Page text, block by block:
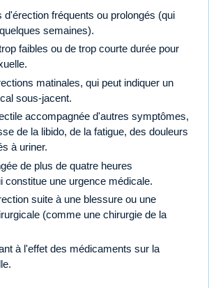
d'érection fréquents ou prolongés (qui
semaines).
faibles ou de trop courte durée pour
matinales, qui peut indiquer un
sous-jacent.
accompagnée d'autres symptômes,
de la libido, de la fatigue, des douleurs
à uriner.
de plus de quatre heures
constitue une urgence médicale.
suite à une blessure ou une
(comme une chirurgie de la
à l'effet des médicaments sur la